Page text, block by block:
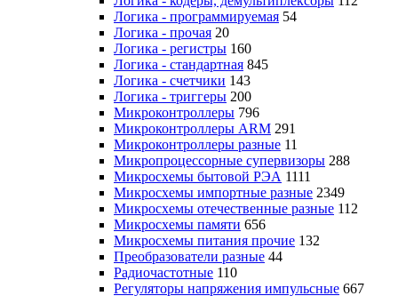
Логика - программируемая 54
Логика - прочая 20
Логика - регистры 160
Логика - стандартная 845
Логика - счетчики 143
Логика - триггеры 200
Микроконтроллеры 796
Микроконтроллеры ARM 291
Микроконтроллеры разные 11
Микропроцессорные супервизоры 288
Микросхемы бытовой РЭА 1111
Микросхемы импортные разные 2349
Микросхемы отечественные разные 112
Микросхемы памяти 656
Микросхемы питания прочие 132
Преобразователи разные 44
Радиочастотные 110
Регуляторы напряжения импульсные 667